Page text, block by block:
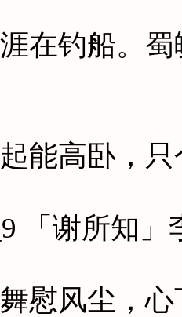
钓船。蜀
高卧，只
谢所知」
风尘，心